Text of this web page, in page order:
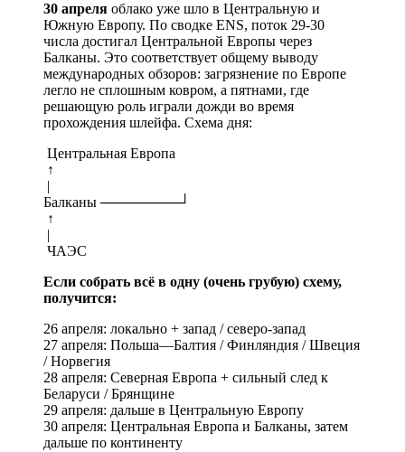
30 апреля облако уже шло в Центральную и
Южную Европу. По сводке ENS, поток 29-30
числа достигал Центральной Европы через
Балканы. Это соответствует общему выводу
международных обзоров: загрязнение по Европе
легло не сплошным ковром, а пятнами, где
решающую роль играли дожди во время
прохождения шлейфа. Схема дня:
Центральная Европа
↑
|
Балканы ────────┘
↑
|
ЧАЭС
Если собрать всё в одну (очень грубую) схему,
получится:
26 апреля: локально + запад / северо-запад
27 апреля: Польша—Балтия / Финляндия / Швеция
/ Норвегия
28 апреля: Северная Европа + сильный след к
Беларуси / Брянщине
29 апреля: дальше в Центральную Европу
30 апреля: Центральная Европа и Балканы, затем
дальше по континенту